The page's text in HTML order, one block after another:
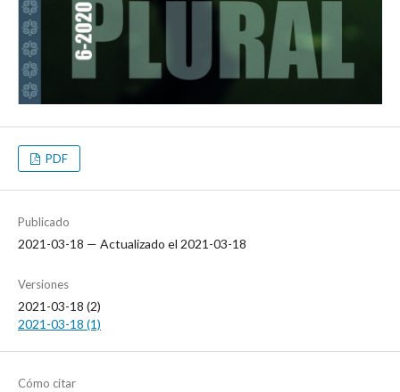
PDF
Publicado
2021-03-18 — Actualizado el 2021-03-18
Versiones
2021-03-18 (2)
2021-03-18 (1)
Cómo citar